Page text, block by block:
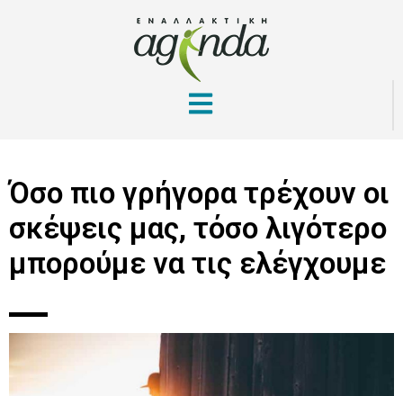
Όσο πιο γρήγορα τρέχουν οι
σκέψεις μας, τόσο λιγότερο
μπορούμε να τις ελέγχουμε